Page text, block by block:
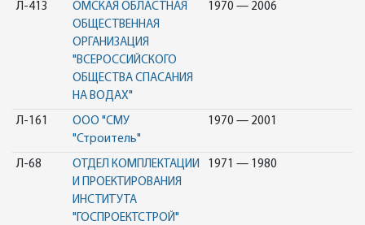
Л-413
ОМСКАЯ ОБЛАСТНАЯ
ОБЩЕСТВЕННАЯ
ОРГАНИЗАЦИЯ
"ВСЕРОССИЙСКОГО
ОБЩЕСТВА СПАСАНИЯ
НА ВОДАХ"
1970 — 2006
Л-161
ООО "СМУ
"Строитель"
1970 — 2001
Л-68
ОТДЕЛ КОМПЛЕКТАЦИИ
И ПРОЕКТИРОВАНИЯ
ИНСТИТУТА
"ГОСПРОЕКТСТРОЙ"
1971 — 1980